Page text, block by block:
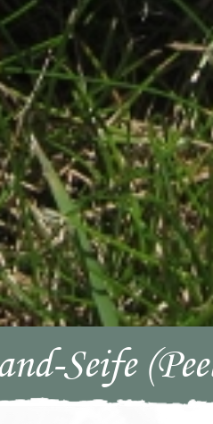
Seife